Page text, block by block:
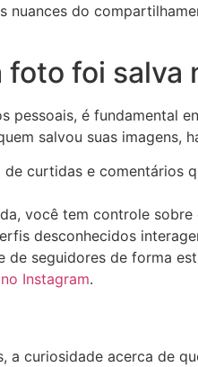
do‍
foi
é fundamental
salvou suas imagens,
curtidas ⁢e ⁣comentários
você‌ tem ‌controle
⁣desconhecidos
de seguidores‌ de forma
Instagram.
a curiosidade acerca de